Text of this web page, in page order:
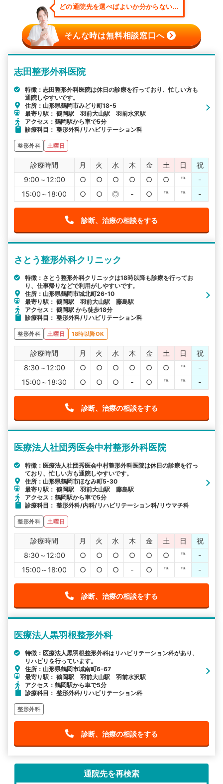
どの通院先を選べばよいか分からない...
そんな時は無料相談窓口へ
志田整形外科医院
特徴：志田整形外科医院は休日の診療を行っており、忙しい方も
通院しやすいです。
住所：山形県鶴岡市みどり町18-5
最寄り駅： 鶴岡駅 羽前大山駅 羽前水沢駅
アクセス：鶴岡駅から車で5分
診療科目： 整形外科/リハビリテーション科
整形外科 土曜日
診療時間 月 火 水 木 金 土 日
祝
9:00～12:00
○ ○ ○ ○ ○ ○ ℡
-
15:00～18:00
○ ○ ◎ - ○ ℡ ℡ -
診断、治療の相談をする
さとう整形外科クリニック
特徴：さとう整形外科クリニックは18時以降も診療を行ってお
り、仕事帰りなどで利用がしやすいです。
住所：山形県鶴岡市城北町26-10
最寄り駅： 鶴岡駅 羽前大山駅 藤島駅
アクセス： 鶴岡駅 から徒歩18分
診療科目： 整形外科/リハビリテーション科
整形外科 土曜日 18時以降OK
診療時間 月 火 水 木 金 土 日
祝
8:30～12:00
○ ○ ○ ○ ○ ○ ℡
-
15:00～18:30
○ ○ ○ - ○ ℡ ℡ -
診断、治療の相談をする
医療法人社団秀医会中村整形外科医院
特徴：医療法人社団秀医会中村整形外科医院は休日の診療を行っ
ており、忙しい方も通院しやすいです。
住所：山形県鶴岡市ほなみ町5-30
最寄り駅： 鶴岡駅 羽前大山駅 藤島駅
アクセス：鶴岡駅から車で5分
診療科目： 整形外科/内科/リハビリテーション科/リウマチ科
整形外科 土曜日
診療時間 月 火 水 木 金 土 日
祝
8:30～12:00
○ ○ ○ ○ ○ ○ ℡
-
15:00～18:00
○ ○ ○ - ○ ℡ ℡ -
診断、治療の相談をする
医療法人黒羽根整形外科
特徴：医療法人黒羽根整形外科はリハビリテーション科があり、
リハビリを行っています。
住所：山形県鶴岡市城南町6-67
最寄り駅： 鶴岡駅 羽前大山駅 羽前水沢駅
アクセス：鶴岡駅から車で5分
診療科目： 整形外科/リハビリテーション科
整形外科
診断、治療の相談をする
通院先を再検索